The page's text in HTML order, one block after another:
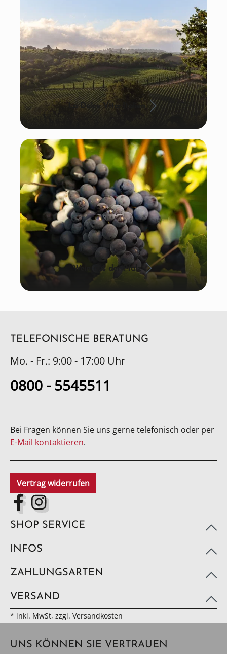
La Dolce Vita: Italien
Wein aus der Pfalz
TELEFONISCHE BERATUNG
Mo. - Fr.: 9:00 - 17:00 Uhr
0800 - 5545511
Bei Fragen können Sie uns gerne telefonisch oder per
E-Mail kontaktieren.
Vertrag widerrufen
SHOP SERVICE
INFOS
ZAHLUNGSARTEN
VERSAND
* inkl. MwSt, zzgl. Versandkosten
UNS KÖNNEN SIE VERTRAUEN